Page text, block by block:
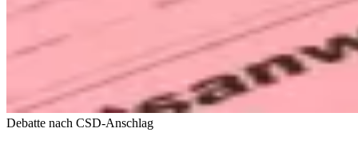
Debatte nach CSD-Anschlag